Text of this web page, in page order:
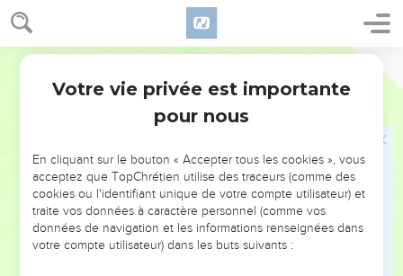
Hébreux 8
établie sur de meilleures promesses ;
car si cette première alliance avait été irréprochable, il
n'eût jamais été cherché de lieu pour une seconde ;
car, en censurant, il leur dit : "Voici, des jours viennent, dit
le Seigneur, et je conclurai, pour la maison d'Israël et pour la
maison de Juda, une nouvelle alliance,
non selon l'alliance que j'ai faite avec leurs pères, au jour
où je les pris par la main pour les tirer du pays d'Égypte ; car
ils n'ont pas persévéré dans mon alliance, et moi je les ai
délaissés, dit le Seigneur.
Car c'est ici l'alliance que j'établirai pour la maison d'Israël
Votre vie privée est importante
pour nous
En cliquant sur le bouton « Accepter tous les cookies », vous
acceptez que TopChrétien utilise des traceurs (comme des
cookies ou l'identifiant unique de votre compte utilisateur) et
traite vos données à caractère personnel (comme vos
données de navigation et les informations renseignées dans
votre compte utilisateur) dans les buts suivants :